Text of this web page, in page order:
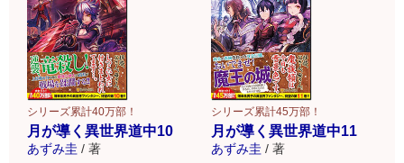
シリーズ累計40万部！
月が導く異世界道中10
あずみ圭 / 著
シリーズ累計45万部！
月が導く異世界道中11
あずみ圭 / 著